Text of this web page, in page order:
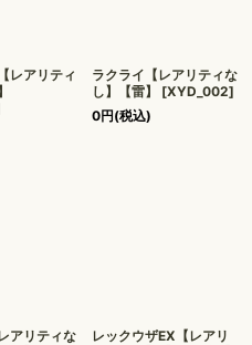
レアリティ
ラクライ【レアリティな
し】【雷】
[XYD_002]
0円(税込)
アリティな
レックウザEX【レアリ